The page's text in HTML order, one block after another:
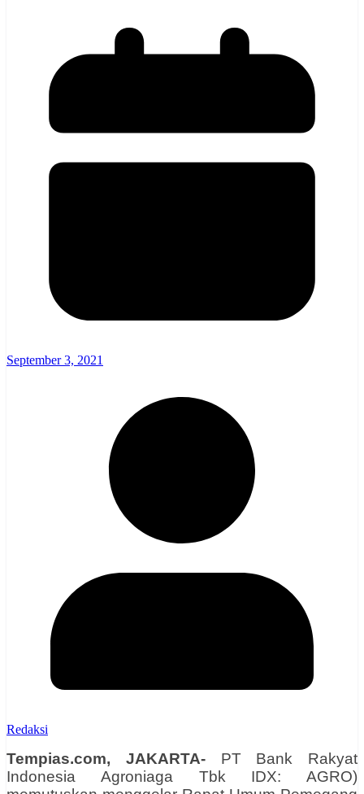
September 3, 2021
Redaksi
Tempias.com, JAKARTA-PT Bank Rakyat
Indonesia Agroniaga Tbk IDX: AGRO)